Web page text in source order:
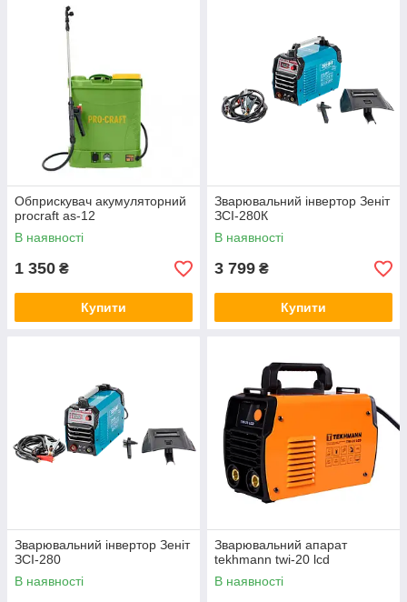
Обприскувач акумуляторний
procraft as-12
В наявності
1 350 ₴
Купити
Зварювальний інвертор Зеніт
ЗСІ-280К
В наявності
3 799 ₴
Купити
Зварювальний інвертор Зеніт
ЗСІ-280
В наявності
Зварювальний апарат
tekhmann twi-20 lcd
В наявності